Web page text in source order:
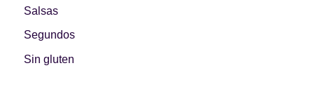
Salsas
Segundos
Sin gluten